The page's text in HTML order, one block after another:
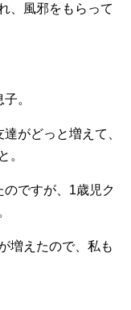
、風邪をもらって
。
がどっと増えて、
。
ですが、1歳児ク
増えたので、私も